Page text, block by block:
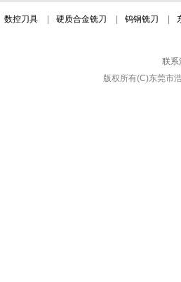
数控刀具 硬质合金铣刀 钨钢铣刀
联系
版权所有(C)东莞市